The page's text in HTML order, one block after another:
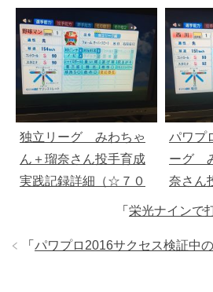
独立リーグ みわちゃ
ん＋瑠奈さん投手育成
実践記録詳細（☆７０
パワプ
ーグ
奈さん
「 栄光ナインで
「 パワプロ2016サクセス検証中